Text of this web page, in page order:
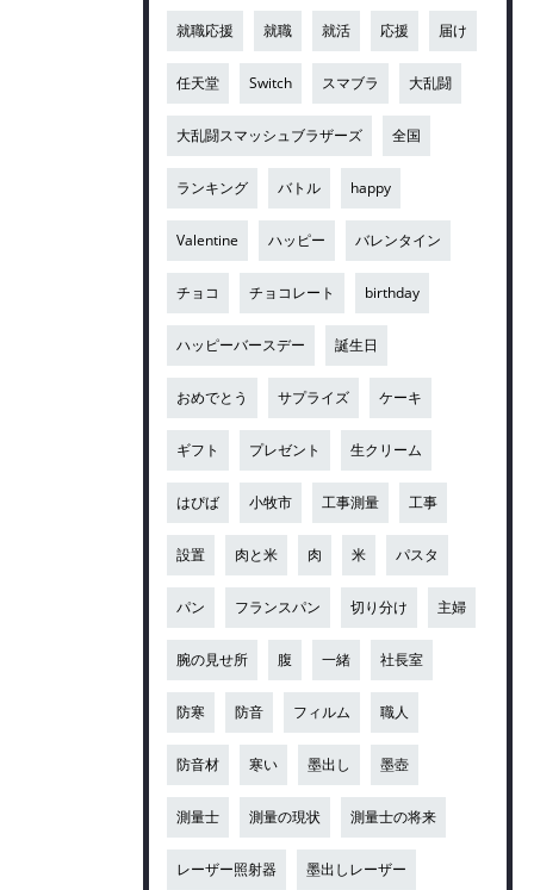
就職応援 就職 就活 応援 届け
任天堂 Switch スマブラ 大乱闘
大乱闘スマッシュブラザーズ 全国
ランキング バトル happy
Valentine ハッピー バレンタイン
チョコ チョコレート birthday
ハッピーバースデー 誕生日
おめでとう サプライズ ケーキ
ギフト プレゼント 生クリーム
はぴば 小牧市 工事測量 工事
設置 肉と米 肉 米 パスタ
パン フランスパン 切り分け 主婦
腕の見せ所 腹 一緒 社長室
防寒 防音 フィルム 職人
防音材 寒い 墨出し 墨壺
測量士 測量の現状 測量士の将来
レーザー照射器 墨出しレーザー